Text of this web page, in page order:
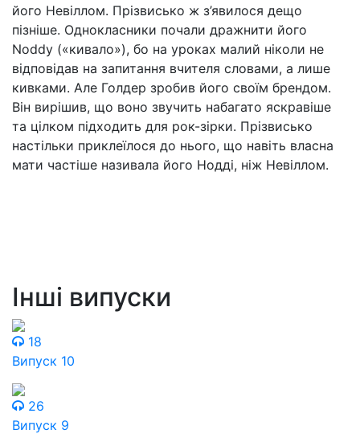
його Невіллом. Прізвисько ж з’явилося дещо
пізніше. Однокласники почали дражнити його
Noddy («кивало»), бо на уроках малий ніколи не
відповідав на запитання вчителя словами, а лише
кивками. Але Голдер зробив його своїм брендом.
Він вирішив, що воно звучить набагато яскравіше
та цілком підходить для рок-зірки. Прізвисько
настільки приклеїлося до нього, що навіть власна
мати частіше називала його Нодді, ніж Невіллом.
Інші випуски
18
Випуск 10
26
Випуск 9